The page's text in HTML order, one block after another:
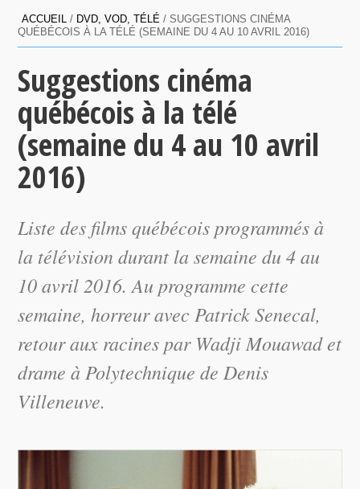
ACCUEIL / DVD, VOD, TÉLÉ /SUGGESTIONS CINÉMA
QUÉBÉCOIS À LA TÉLÉ (SEMAINE DU 4 AU 10 AVRIL 2016)
Suggestions cinéma
québécois à la télé
(semaine du 4 au 10 avril
2016)
Liste des films québécois programmés à
la télévision durant la semaine du 4 au
10 avril 2016. Au programme cette
semaine, horreur avec Patrick Senecal,
retour aux racines par Wadji Mouawad et
drame à Polytechnique de Denis
Villeneuve.